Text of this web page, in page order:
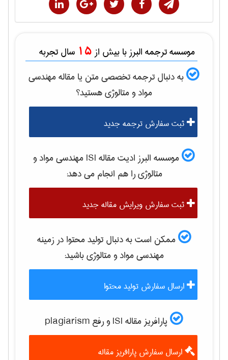
موسسه ترجمه البرز با بیش از 15 سال تجربه
به دنبال ترجمه تخصصی متن یا مقالهمهندسی
مواد و متالوژیهستید؟
ثبت سفارش ترجمه جدید
موسسه البرز ادیت مقاله ISI
مهندسی مواد و
متالوژیرا هم انجام می دهد:
ثبت سفارش ویرایش مقاله جدید
ممکن است به دنبال تولید محتوا در زمینه
مهندسی مواد و متالوژیباشید:
ارسال سفارش تولید محتوا
پارافریز مقاله ISI و رفع plagiarism
ارسال سفارش پارافریز مقاله